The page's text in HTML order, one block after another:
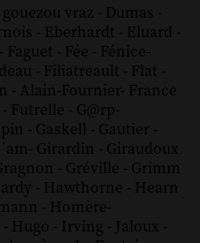
gouezou vraz - Dumas -
- Eberhardt - Eluard -
- Faguet - Fée - Fénice-
- Filiatreault - Flat -
- Alain-Fournier- France
- Futrelle - G@rp-
- Gaskell - Gautier -
- Girardin - Giraudoux
- Gréville - Grimm
- Hawthorne - Hearn
- Homère-
- Hugo - Irving - Jaloux -